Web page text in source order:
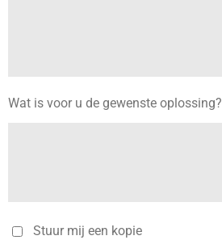
Wat is voor u de gewenste oplossing?
Stuur mij een kopie